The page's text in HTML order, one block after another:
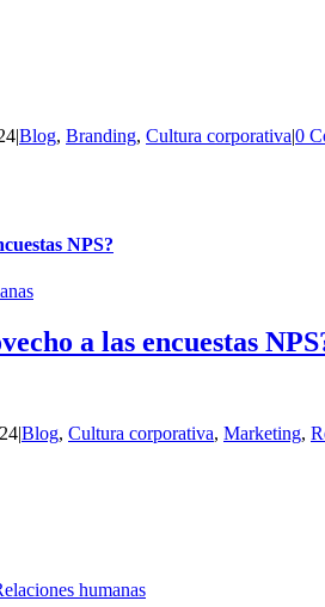
|Blog, Branding, Cultura corporativa|0
NPS?
a las encuestas
|Blog, Cultura corporativa, Marketing,
humanas